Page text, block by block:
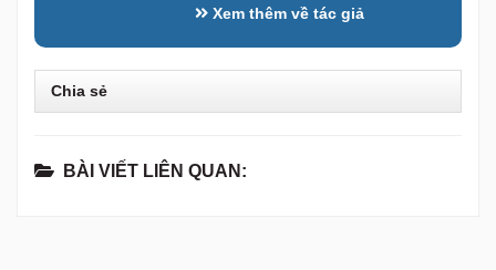
Xem thêm về tác giả
Chia sẻ
BÀI VIẾT LIÊN QUAN: